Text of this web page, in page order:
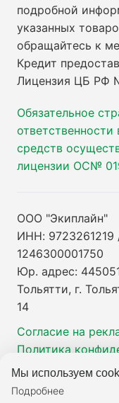
подробной
указанных
обращайтесь к
Кредит
Лицензия ЦБ РФ
Обязательное
средств
лицензии ОС№
ООО "Экиплайн"
ИНН:
1246300001750
Юр. адрес:
Тольятти, г.
14
Согласие на
Политика
Мы используем
Подробнее